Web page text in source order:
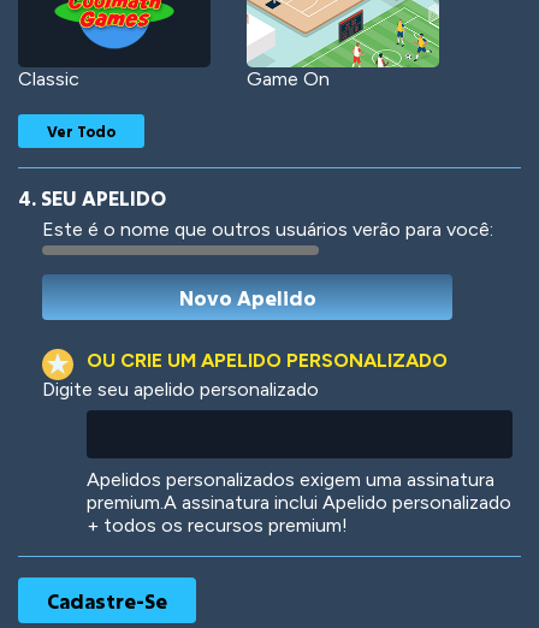
Classic Game On
Woof Jungle Cats
Ver Todo
4. SEU APELIDO
Este é o nome que outros usuários verão para você:
OU CRIE UM APELIDO PERSONALIZADO
Digite seu apelido personalizado
Apelidos personalizados exigem uma assinatura
premium.A assinatura inclui Apelido personalizado
+ todos os recursos premium!